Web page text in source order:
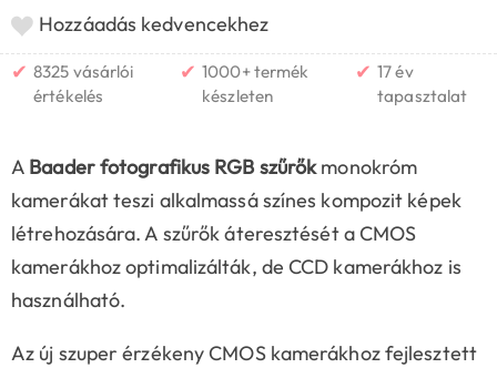
Hozzáadás kedvencekhez
✔ 8325 vásárlói
értékelés
✔ 1000+ termék
készleten
✔ 17 év
tapasztalat
A Baader fotografikus RGB szűrőkmonokróm
kamerákat teszi alkalmassá színes kompozit képek
létrehozására. A szűrők áteresztését a CMOS
kamerákhoz optimalizálták, de CCD kamerákhoz is
használható.
Az új szuper érzékeny CMOS kamerákhoz fejlesztett